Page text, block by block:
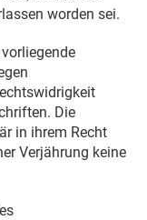
worden sei.
Die
in ihrem Recht
Verjährung keine